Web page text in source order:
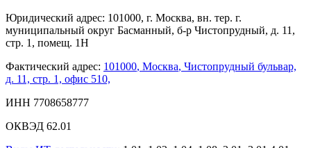
Юридический адрес: 101000, г. Москва, вн. тер. г.
муниципальный округ Басманный, б-р Чистопрудный, д. 11,
стр. 1, помещ. 1Н
Фактический адрес: 101000, Москва, Чистопрудный бульвар,
д. 11, стр. 1, офис 510,
ИНН 7708658777
ОКВЭД 62.01